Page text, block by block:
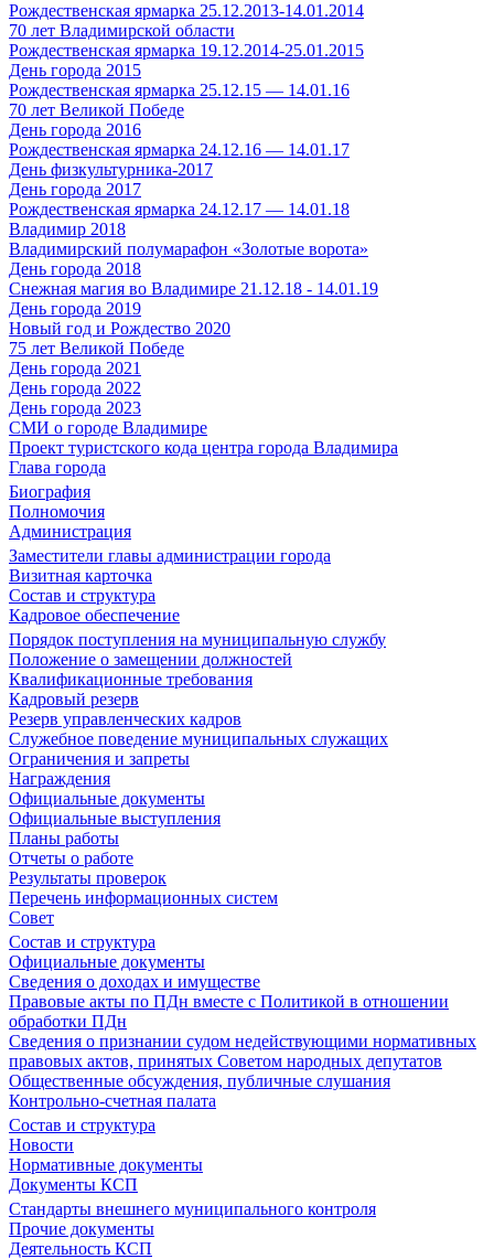
Рождественская ярмарка 25.12.2013-14.01.2014
70 лет Владимирской области
Рождественская ярмарка 19.12.2014-25.01.2015
День города 2015
Рождественская ярмарка 25.12.15 — 14.01.16
70 лет Великой Победе
День города 2016
Рождественская ярмарка 24.12.16 — 14.01.17
День физкультурника-2017
День города 2017
Рождественская ярмарка 24.12.17 — 14.01.18
Владимир 2018
Владимирский полумарафон «Золотые ворота»
День города 2018
Снежная магия во Владимире 21.12.18 - 14.01.19
День города 2019
Новый год и Рождество 2020
75 лет Великой Победе
День города 2021
День города 2022
День города 2023
СМИ о городе Владимире
Проект туристского кода центра города Владимира
Глава города
Биография
Полномочия
Администрация
Заместители главы администрации города
Визитная карточка
Состав и структура
Кадровое обеспечение
Порядок поступления на муниципальную службу
Положение о замещении должностей
Квалификационные требования
Кадровый резерв
Резерв управленческих кадров
Служебное поведение муниципальных служащих
Ограничения и запреты
Награждения
Официальные документы
Официальные выступления
Планы работы
Отчеты о работе
Результаты проверок
Перечень информационных систем
Совет
Состав и структура
Официальные документы
Сведения о доходах и имуществе
Правовые акты по ПДн вместе с Политикой в отношении
обработки ПДн
Сведения о признании судом недействующими нормативных
правовых актов, принятых Советом народных депутатов
Общественные обсуждения, публичные слушания
Контрольно-счетная палата
Состав и структура
Новости
Нормативные документы
Документы КСП
Стандарты внешнего муниципального контроля
Прочие документы
Деятельность КСП